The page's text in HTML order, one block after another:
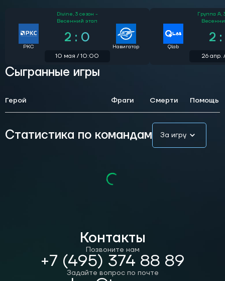
РКС
Divine, 3 сезон -
Весенний этап
2 : 0
10 мая / 10:00
Навигатор Qlab
Группа А,
2
26 апр.
Сыгранные игры
Герой Фраги Смерти Помощь
Статистика по командам За игру
Контакты
Позвоните нам
+7 (495) 374 88 89
Задайте вопрос по почте